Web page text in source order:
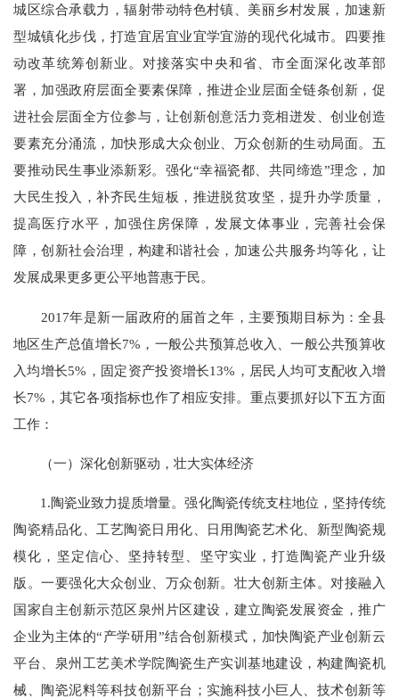
城区综合承载力，辐射带动特色村镇、美丽乡村发展，加速新
型城镇化步伐，打造宜居宜业宜学宜游的现代化城市。四要推
动改革统筹创新业。对接落实中央和省、市全面深化改革部
署，加强政府层面全要素保障，推进企业层面全链条创新，促
进社会层面全方位参与，让创新创意活力竞相迸发、创业创造
要素充分涌流，加快形成大众创业、万众创新的生动局面。五
要推动民生事业添新彩。强化“幸福瓷都、共同缔造”理念，加
大民生投入，补齐民生短板，推进脱贫攻坚，提升办学质量，
提高医疗水平，加强住房保障，发展文体事业，完善社会保
障，创新社会治理，构建和谐社会，加速公共服务均等化，让
发展成果更多更公平地普惠于民。
2017年是新一届政府的届首之年，主要预期目标为：全县
地区生产总值增长7%，一般公共预算总收入、一般公共预算收
入均增长5%，固定资产投资增长13%，居民人均可支配收入增
长7%，其它各项指标也作了相应安排。重点要抓好以下五方面
工作：
（一）深化创新驱动，壮大实体经济
1.陶瓷业致力提质增量。强化陶瓷传统支柱地位，坚持传统
陶瓷精品化、工艺陶瓷日用化、日用陶瓷艺术化、新型陶瓷规
模化，坚定信心、坚持转型、坚守实业，打造陶瓷产业升级
版。一要强化大众创业、万众创新。壮大创新主体。对接融入
国家自主创新示范区泉州片区建设，建立陶瓷发展资金，推广
企业为主体的“产学研用”结合创新模式，加快陶瓷产业创新云
平台、泉州工艺美术学院陶瓷生产实训基地建设，构建陶瓷机
械、陶瓷泥料等科技创新平台；实施科技小巨人、技术创新等